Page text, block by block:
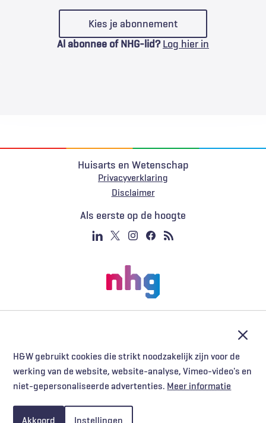
H&W gebruikt cookies die strikt noodzakelijk zijn voor de
werking van de website, website-analyse, Vimeo-video's en
niet-gepersonaliseerde advertenties. Meer informatie
Akkoord Instellingen
Kies je abonnement
Al abonnee of NHG-lid? Log hier in
Huisarts en Wetenschap
Privacyverklaring
Voet
Disclaimer
Als eerste op de hoogte